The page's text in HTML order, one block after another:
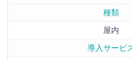
種類
屋内
導入サービ